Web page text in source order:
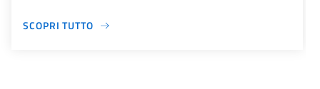
SCOPRI TUTTO